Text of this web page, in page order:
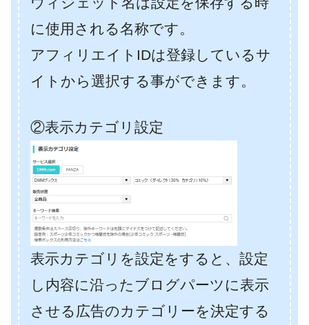
に使用される名称です。
アフィリエイトIDは登録しているサ
イトから選択する事ができます。
②表示カテゴリ設定
表示カテゴリを設定をすると、設定
し内容に沿ったブログパーツに表示
させる広告のカテゴリーを決定する